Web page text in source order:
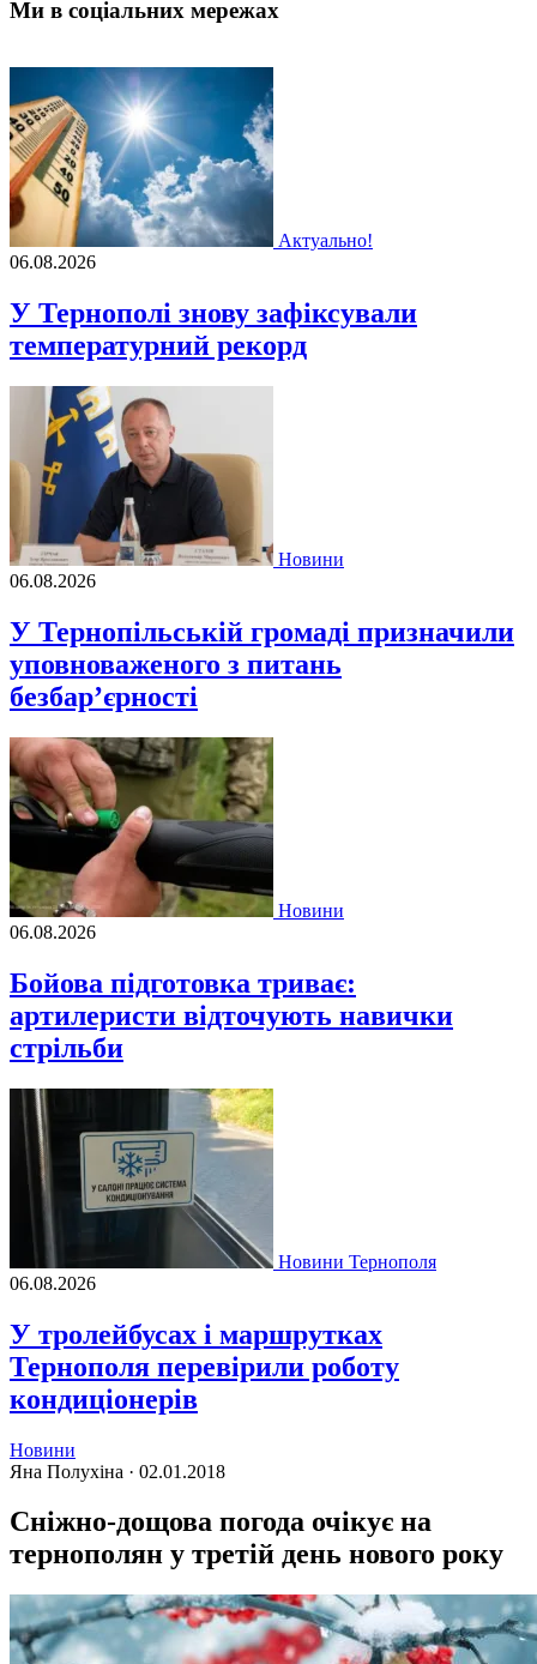
Ми в соціальних мережах
Актуально!
06.08.2026
У Тернополі знову зафіксували
температурний рекорд
Новини
06.08.2026
У Тернопільській громаді призначили
уповноваженого з питань
безбар’єрності
Новини
06.08.2026
Бойова підготовка триває:
артилеристи відточують навички
стрільби
Новини Тернополя
06.08.2026
У тролейбусах і маршрутках
Тернополя перевірили роботу
кондиціонерів
Новини
Яна Полухіна · 02.01.2018
Сніжно-дощова погода очікує на
тернополян у третій день нового року